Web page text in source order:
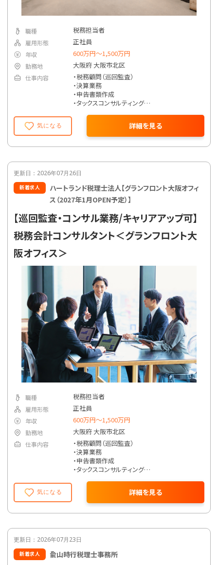
気になる 詳細を見る
職種 税務担当者
雇用形態 正社員
年収 600万円〜1,500万円
勤務地 大阪府 大阪市北区
仕事内容
・税務顧問（巡回監査）
・決算業務
・申告書類作成
・タックスコンサルティング
・クラウド会計導入支援
※上記以外にも、経験年数や勤続年数、本人の
要望に応じて資金調達支援や相続対策、組織
更新日：2026年07月26日
新着求人
ハートランド税理士法人【グランフロント大阪オフィ
ス（2027年1月OPEN予定）】
【巡回監査・コンサル業務/キャリアアップ可】
税務会計コンサルタント＜グランフロント大
阪オフィス＞
気になる 詳細を見る
職種 税務担当者
雇用形態 正社員
年収 600万円〜1,500万円
勤務地 大阪府 大阪市北区
仕事内容
・税務顧問（巡回監査）
・決算業務
・申告書類作成
・タックスコンサルティング
・クラウド会計導入支援
※上記以外にも、経験年数や勤続年数、本人の
要望に応じて資金調達支援や相続対策、組織
更新日：2026年07月23日
新着求人 兪山時行税理士事務所